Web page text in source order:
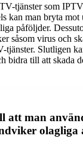
tjänster som
kan man bryta mot
påföljder.
såsom virus och
tjänster. Slutligen
bidra till att skada
att man
olagliga